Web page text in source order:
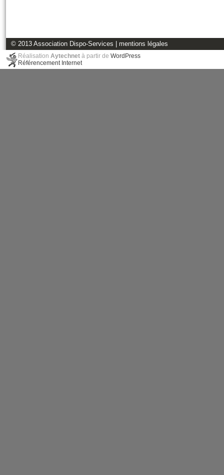
© 2013 Association Dispo-Services | mentions légales
Réalisation Aytechnet à partir de WordPress
Référencement Internet